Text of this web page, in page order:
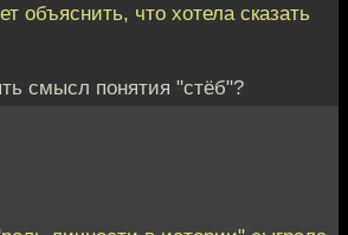
объяснить, что хотела сказать
смысл понятия "стёб"?